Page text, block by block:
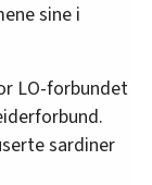
sine i
LO-forbundet
sardiner